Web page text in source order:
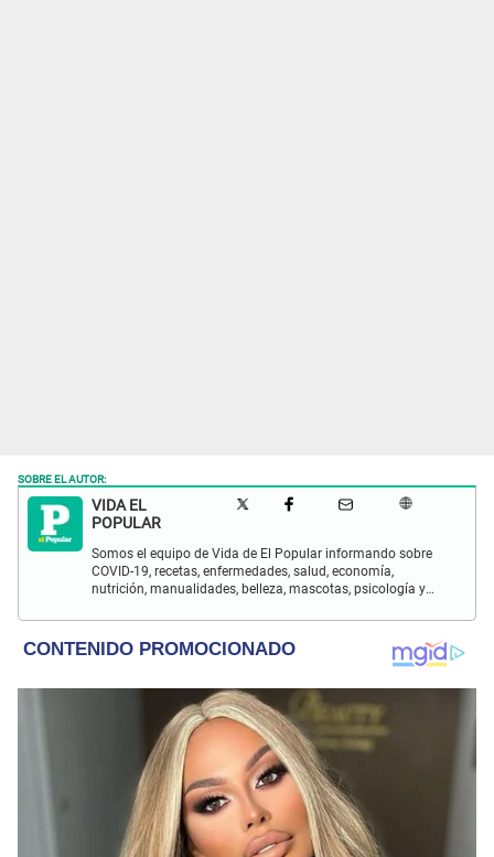
SOBRE EL AUTOR:
VIDA EL
POPULAR
Somos el equipo de Vida de El Popular informando sobre
COVID-19, recetas, enfermedades, salud, economía,
nutrición, manualidades, belleza, mascotas, psicología y